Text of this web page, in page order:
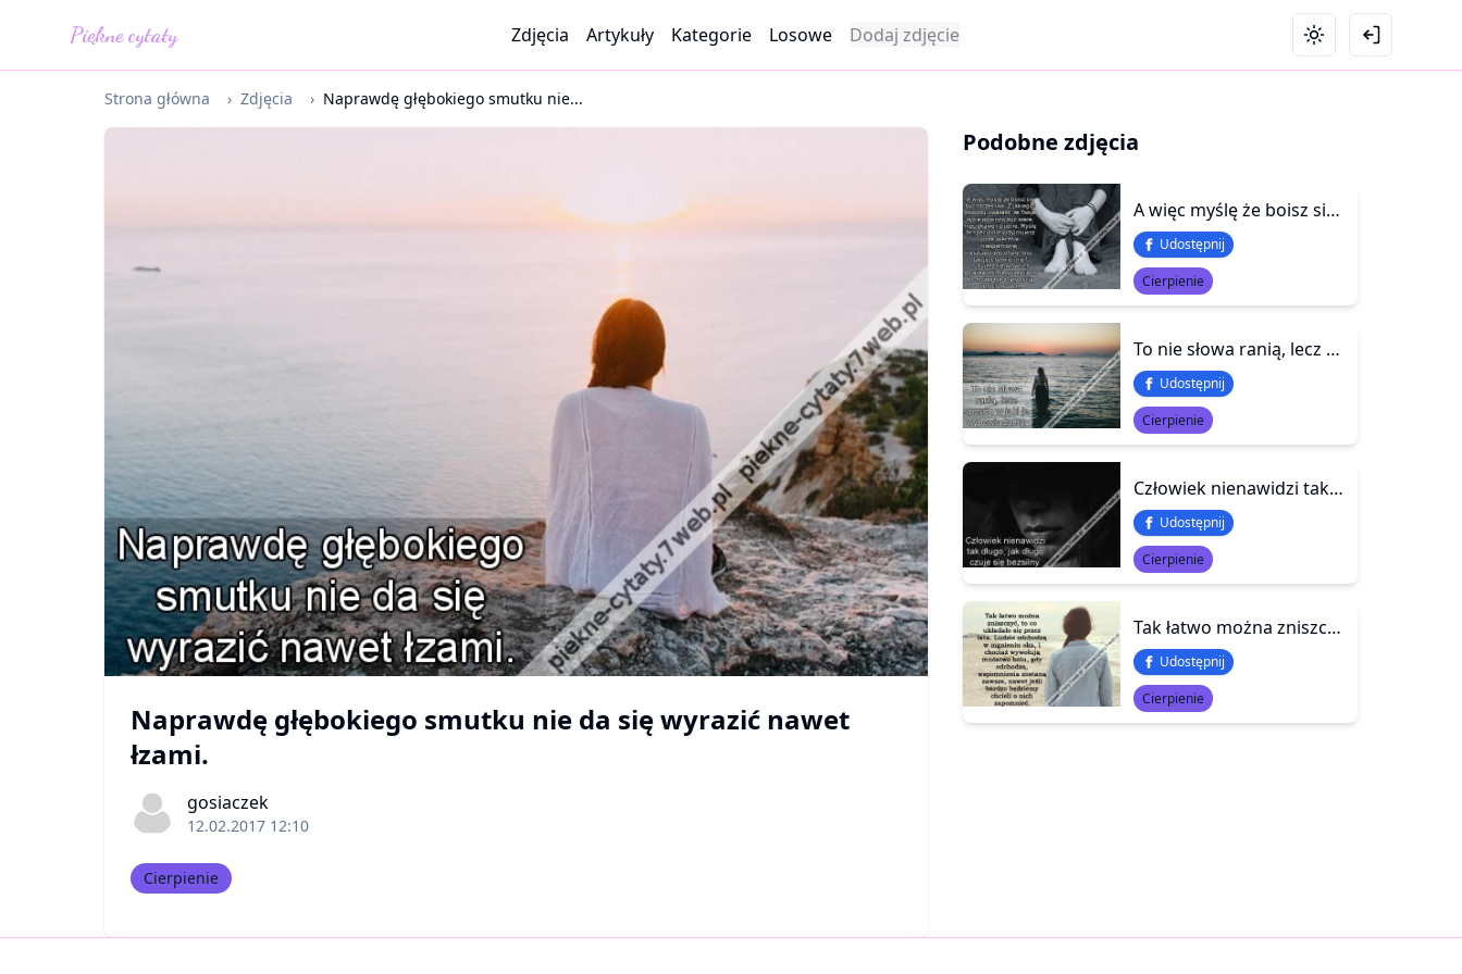
Piękne cytaty Zdjęcia Artykuły Kategorie Losowe Dodaj zdjęcie
Strona główna › Zdjęcia › Naprawdę głębokiego smutku nie...
Naprawdę głębokiego smutku nie da się wyrazić nawet
łzami.
gosiaczek
12.02.2017 12:10
Cierpienie
Podobne zdjęcia
A więc myślę że boisz się być szczęśliwa. Z jakiegoś powodu uważasz, że Twoje życie powinno być szare, nieciekawe i trudne. Myślę że specjalnie przyjmujesz pozę wiecznie niespełnionej, nieszczęśliwej ofiary losu - tak jest łatwiej, nie? Lubujesz się w swo
Udostępnij
Cierpienie
To nie słowa ranią, lecz sposób w jaki je wypowiadamy.
Udostępnij
Cierpienie
Człowiek nienawidzi tak długo, jak długo czuje się bezsilny.
Udostępnij
Cierpienie
Tak łatwo można zniszczyć, to co układało się przez lata. Ludzie odchodzą w mgnieniu oka, i chociaż wywołują mnóstwo bólu, gdy odchodzą, wspomnienia zostaną zawsze, nawet jeśli bardzo będziemy chcieli o nich zapomnieć.
Udostępnij
Cierpienie